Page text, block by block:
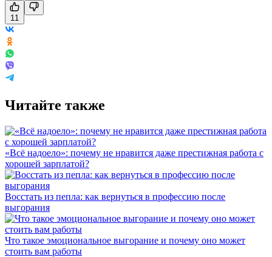
11
Читайте также
«Всё надоело»: почему не нравится даже престижная работа с
хорошей зарплатой?
Восстать из пепла: как вернуться в профессию после
выгорания
Что такое эмоциональное выгорание и почему оно может
стоить вам работы